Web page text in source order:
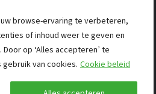
browse-ervaring te verbeteren,
of inhoud weer te geven en
op ‘Alles accepteren’ te
van cookies. Cookie beleid